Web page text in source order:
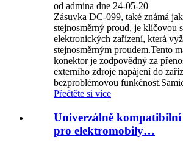
od admina dne 24-05-20
Zásuvka DC-099, také známá
stejnosměrný proud, je klíčovou
elektronických zařízení, která
stejnosměrným proudem.Tento
konektor je zodpovědný za
externího zdroje napájení do
bezproblémovou
Přečtěte si více
Univerzálně
pro elektromobily…